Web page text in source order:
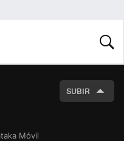
SUBIR
Móvil